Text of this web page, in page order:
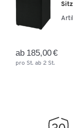
ab 185,00 €
pro St. ab 2 St.